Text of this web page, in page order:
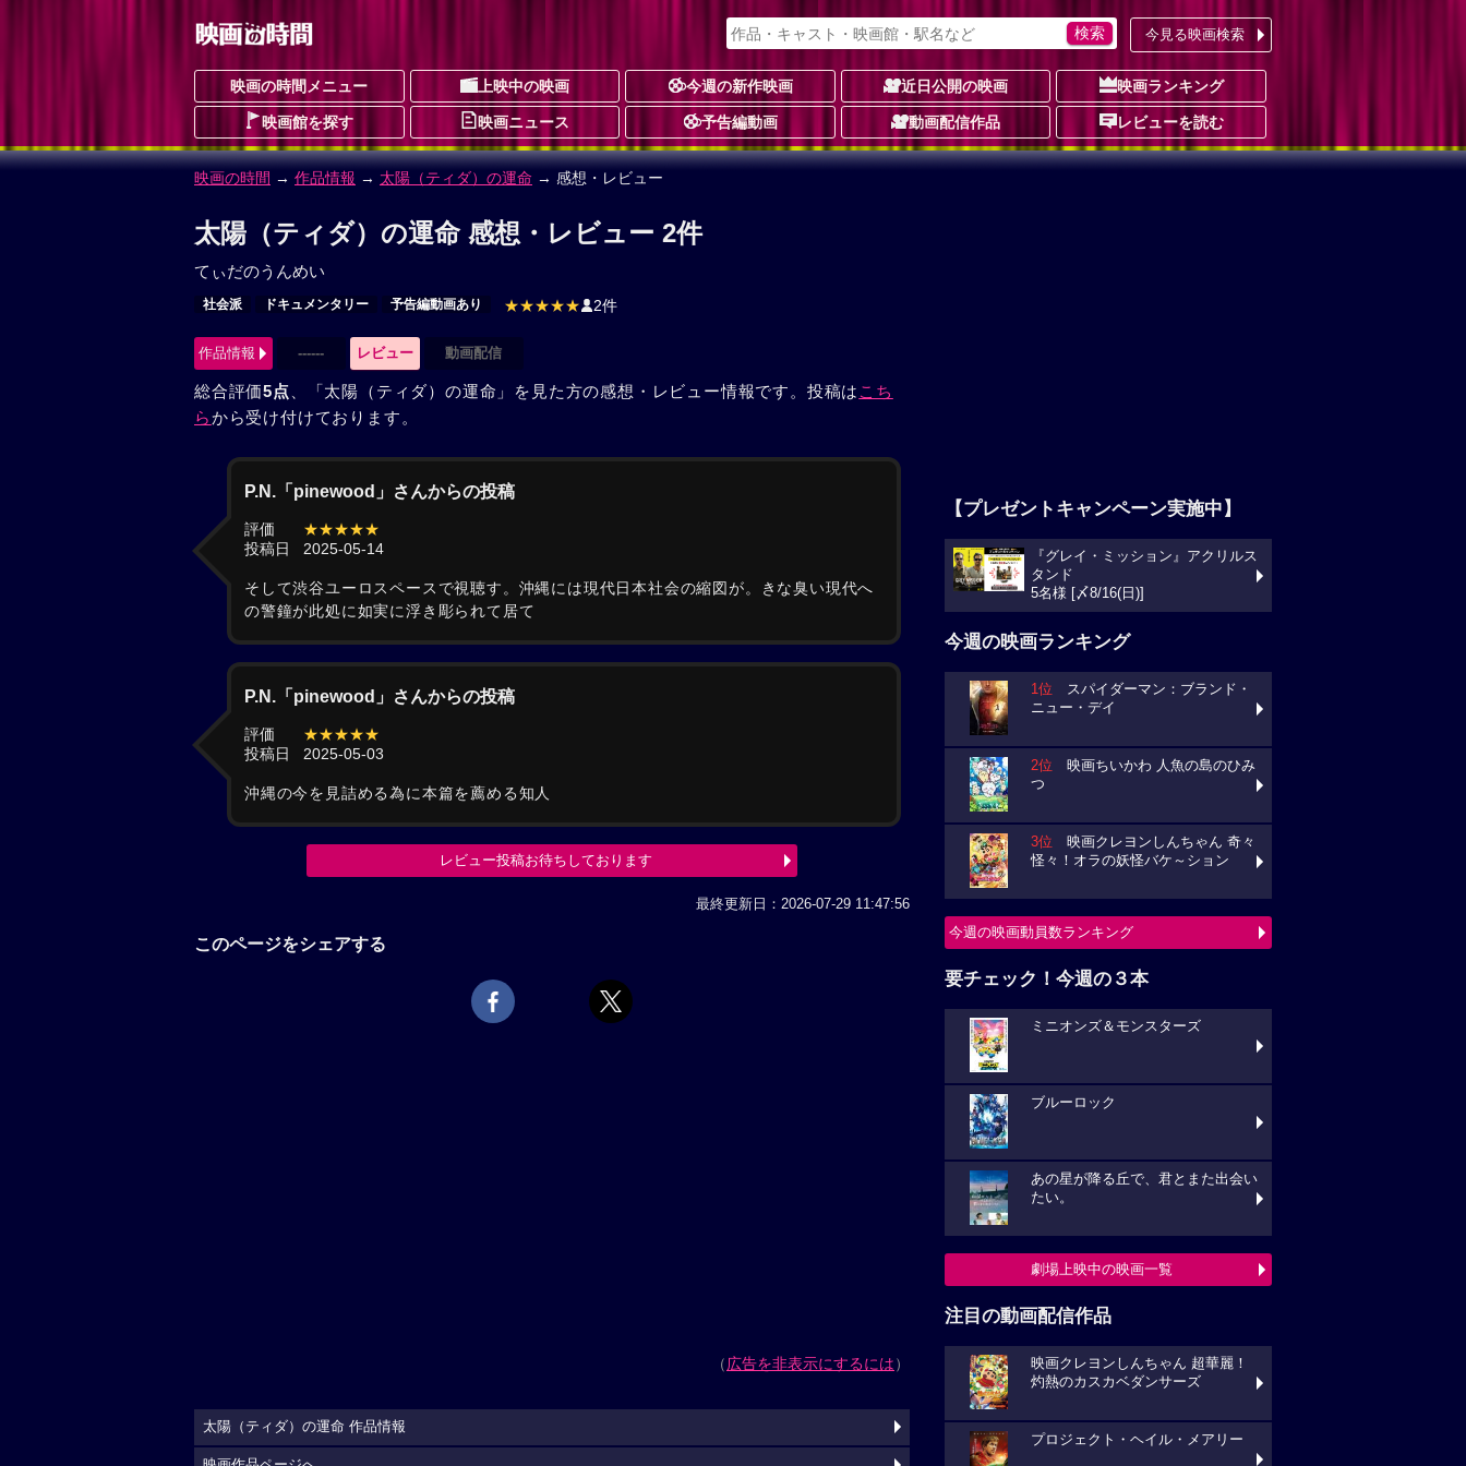
今見る映画検索
映画の時間メニュー 上映中の映画 今週の新作映画 近日公開の映画 映画ランキング
映画館を探す 映画ニュース 予告編動画 動画配信作品 レビューを読む
映画の時間 → 作品情報 → 太陽（ティダ）の運命 → 感想・レビュー
太陽（ティダ）の運命 感想・レビュー 2件
てぃだのうんめい
社会派 ドキュメンタリー 予告編動画あり ★★★★★ 2件
作品情報 ------ レビュー 動画配信
総合評価5点 、「太陽（ティダ）の運命」を見た方の感想・レビュー情報です。投稿は こち
らから受け付けております。
P.N.「pinewood」さんからの投稿
評価
★★★★★
投稿日
2025-05-14
そして渋谷ユーロスペースで視聴す。沖縄には現代日本社会の縮図が。きな臭い現代へ
の警鐘が此処に如実に浮き彫られて居て
P.N.「pinewood」さんからの投稿
評価
★★★★★
投稿日
2025-05-03
沖縄の今を見詰める為に本篇を薦める知人
レビュー投稿お待ちしております
最終更新日：2026-07-29 11:47:56
このページをシェアする
（広告を非表示にするには）
【プレゼントキャンペーン実施中】
『グレイ・ミッション』アクリルス
タンド
5名様 [〆8/16(日)]
今週の映画ランキング
1位 スパイダーマン：ブランド・
ニュー・デイ
2位 映画ちいかわ 人魚の島のひみ
つ
3位 映画クレヨンしんちゃん 奇々
怪々！オラの妖怪バケ～ション
今週の映画動員数ランキング
要チェック！今週の３本
ミニオンズ＆モンスターズ
ブルーロック
あの星が降る丘で、君とまた出会い
たい。
劇場上映中の映画一覧
注目の動画配信作品
映画クレヨンしんちゃん 超華麗！
灼熱のカスカベダンサーズ
プロジェクト・ヘイル・メアリー
太陽（ティダ）の運命 作品情報